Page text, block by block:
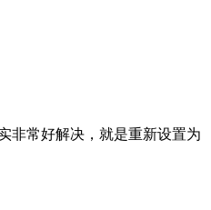
非常好解决，就是重新设置为